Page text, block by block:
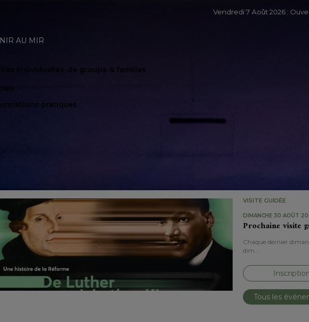
Vendredi 7 Août 2026 :
AU MIR
individuelles, de groupe & familles
pratiques
VISITE GUIDÉE
DIMANCHE 30 AOÛT
Prochaine visite
Chaque dernier
dim...
Tous les